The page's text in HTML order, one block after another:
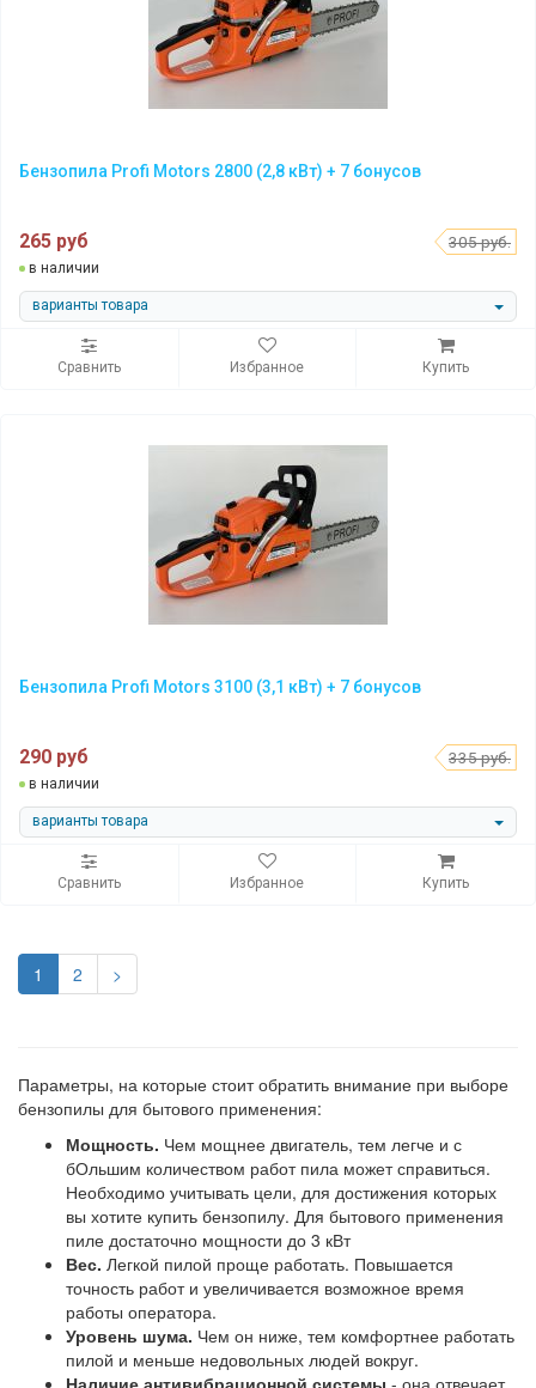
Бензопила Profi Motors 2800 (2,8 кВт) + 7 бонусов
265 руб 305 руб.
в наличии
варианты товара
Сравнить Избранное Купить
Бензопила Profi Motors 3100 (3,1 кВт) + 7 бонусов
290 руб 335 руб.
в наличии
варианты товара
Сравнить Избранное Купить
1 2 >
Параметры, на которые стоит обратить внимание при выборе
бензопилы для бытового применения:
Мощность. Чем мощнее двигатель, тем легче и с
бОльшим количеством работ пила может справиться.
Необходимо учитывать цели, для достижения которых
вы хотите купить бензопилу. Для бытового применения
пиле достаточно мощности до 3 кВт
Вес. Легкой пилой проще работать. Повышается
точность работ и увеличивается возможное время
работы оператора.
Уровень шума. Чем он ниже, тем комфортнее работать
пилой и меньше недовольных людей вокруг.
Наличие антивибрационной системы - она отвечает